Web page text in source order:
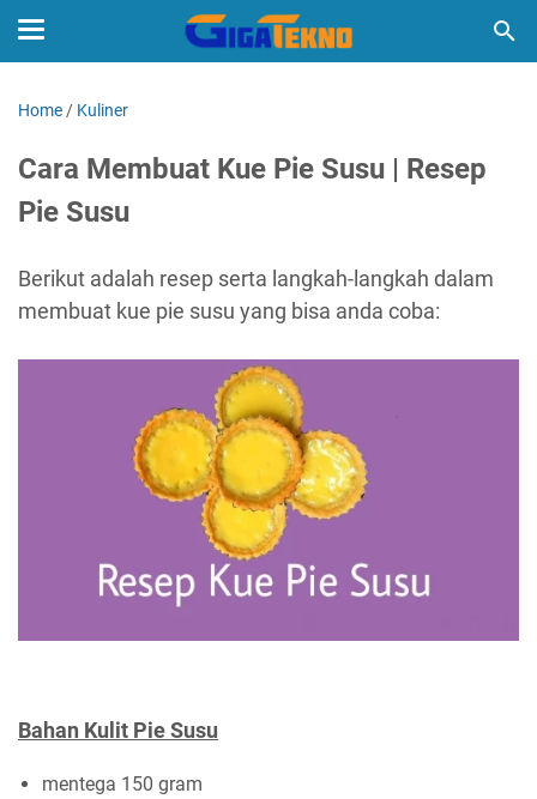
Home / Kuliner
Cara Membuat Kue Pie Susu | Resep
Pie Susu
Berikut adalah resep serta langkah-langkah dalam
membuat kue pie susu yang bisa anda coba:
Bahan Kulit Pie Susu
mentega 150 gram